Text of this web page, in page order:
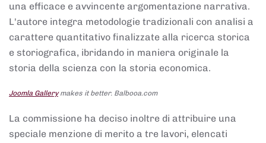
una efficace e avvincente argomentazione narrativa.
L'autore integra metodologie tradizionali con analisi a
carattere quantitativo finalizzate alla ricerca storica
e storiografica, ibridando in maniera originale la
storia della scienza con la storia economica.
Joomla Gallerymakes it better. Balbooa.com
La commissione ha deciso inoltre di attribuire una
speciale menzione di merito a tre lavori, elencati